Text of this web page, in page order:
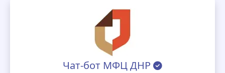
Чат-бот МФЦ ДНР